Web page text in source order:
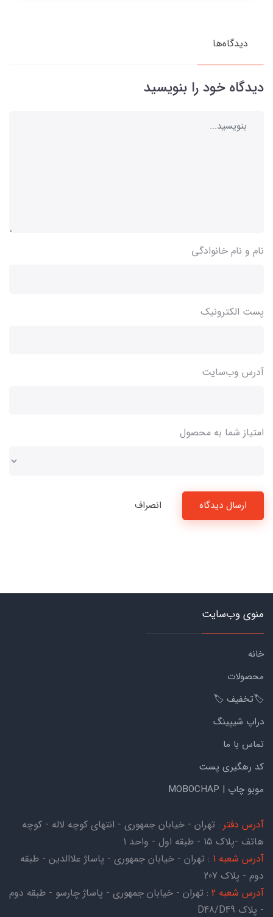
دیدگاه‌ها
دیدگاه خود را بنویسید
نام و نام خانوادگی
پست الکترونیک
آدرس وب‌سایت
امتیاز شما به محصول
ارسال دیدگاه انصراف
منوی وب‌سایت
خانه
محصولات
🏷️تخفیف 🏷️
دراپ شیپینگ
تماس با ما
کد رهگیری پست
موبو چاپ | MOBOCHAP
آدرس دفتر : تهران - خیابان جمهوری - انتهای کوچه لاله - کوچه
هاتف -پلاک ۱۵ - طبقه اول - واحد ۱
آدرس شعبه 1
: تهران - خیابان جمهوری - پاساژ علاالدین - طبقه
دوم - پلاک 207
آدرس شعبه 2
: تهران - خیابان جمهوری - پاساژ چارسو - طبقه دوم
- پلاک D48/D49